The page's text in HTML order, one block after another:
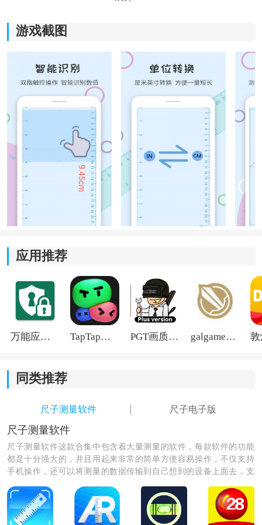
《尺子量角器》软件优势：
1.在这里可以清楚的进行长度距离的测量，查看相应的数
据信息。
2.各种的测量仪器可以自由的选择，根据自己的需求进行
设置。
3.用户可以进行手电筒的运用，在夜间行路时进行功能的
游戏截图
应用推荐
万能应用隐藏 TapTap国际版2026 PGT画质助手旧版 galgame游戏盒子2026
同类推荐
尺子测量软件 尺子电子版
尺子测量软件
尺子测量软件这款合集中包含着大量测量的软件，每款软件的功能
都是十分强大的，并且用起来非常的简单方便容易操作，不仅支持
手机操作，还可以将测量的数据传输到自己想到的设备上面去，支
软件都是不会收取费用的，用户们可以放心的进行使用。